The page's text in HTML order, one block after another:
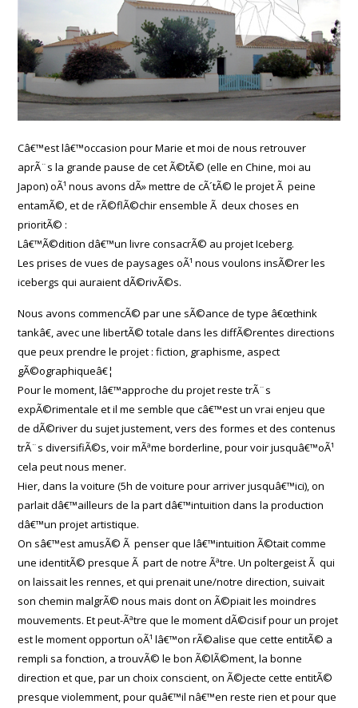
Câ€™est lâ€™occasion pour Marie et moi de nous retrouver
aprÃ¨s la grande pause de cet Ã©tÃ© (elle en Chine, moi au
Japon) oÃ¹ nous avons dÃ» mettre de cÃ´tÃ© le projet Ã peine
entamÃ©, et de rÃ©flÃ©chir ensemble Ã deux choses en
prioritÃ© :
Lâ€™Ã©dition dâ€™un livre consacrÃ© au projet Iceberg.
Les prises de vues de paysages oÃ¹ nous voulons insÃ©rer les
icebergs qui auraient dÃ©rivÃ©s.
Nous avons commencÃ© par une sÃ©ance de type â€œthink
tankâ€, avec une libertÃ© totale dans les diffÃ©rentes directions
que peux prendre le projet : fiction, graphisme, aspect
gÃ©ographiqueâ€¦
Pour le moment, lâ€™approche du projet reste trÃ¨s
expÃ©rimentale et il me semble que câ€™est un vrai enjeu que
de dÃ©river du sujet justement, vers des formes et des contenus
trÃ¨s diversifiÃ©s, voir mÃªme borderline, pour voir jusquâ€™oÃ¹
cela peut nous mener.
Hier, dans la voiture (5h de voiture pour arriver jusquâ€™ici), on
parlait dâ€™ailleurs de la part dâ€™intuition dans la production
dâ€™un projet artistique.
On sâ€™est amusÃ© Ã penser que lâ€™intuition Ã©tait comme
une identitÃ© presque Ã part de notre Ãªtre. Un poltergeist Ã qui
on laissait les rennes, et qui prenait une/notre direction, suivait
son chemin malgrÃ© nous mais dont on Ã©piait les moindres
mouvements. Et peut-Ãªtre que le moment dÃ©cisif pour un projet
est le moment opportun oÃ¹ lâ€™on rÃ©alise que cette entitÃ© a
rempli sa fonction, a trouvÃ© le bon Ã©lÃ©ment, la bonne
direction et que, par un choix conscient, on Ã©jecte cette entitÃ©
presque violemment, pour quâ€™il nâ€™en reste rien et pour que